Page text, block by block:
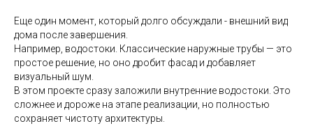
Еще один момент, который долго обсуждали - внешний вид
дома после завершения.
Например, водостоки. Классические наружные трубы — это
простое решение, но оно дробит фасад и добавляет
визуальный шум.
В этом проекте сразу заложили внутренние водостоки. Это
сложнее и дороже на этапе реализации, но полностью
сохраняет чистоту архитектуры.